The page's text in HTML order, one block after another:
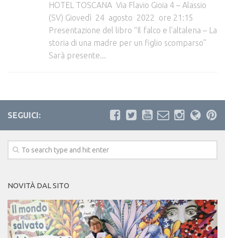
Storie e messaggi
Contenuti scaricabili
Contatti
HOTEL TOSCANA Via Flavio Gioia 4 – Alassio
(SV) Giovedì 24 agosto 2022 ore 21:15
Presentazione del libro “Il falco e l’altalena – La
storia di una madre per un figlio scomparso”
Sarà presente...
SEGUICI:
NOVITÀ DAL SITO